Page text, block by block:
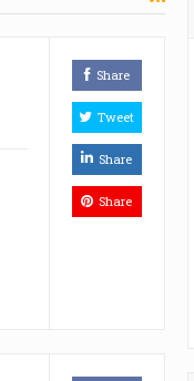
Share
Tweet
Share
Share